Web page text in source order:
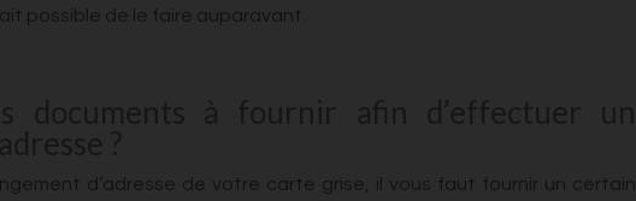
possible de le faire auparavant.
d’adresse de votre carte grise, il vous faut fournir un certain